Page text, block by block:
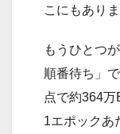
こにもありま
もうひとつ
順番待ち」
点で約364万
1エポックあ